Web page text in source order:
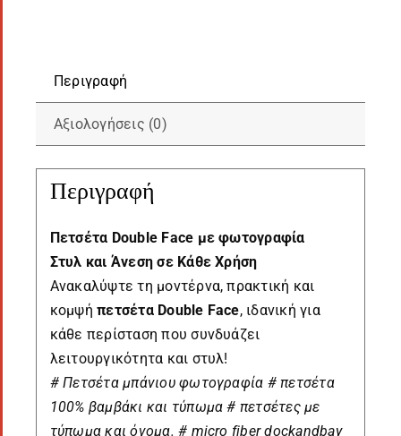
Περιγραφή
Αξιολογήσεις (0)
Περιγραφή
Πετσέτα Double Face με φωτογραφία
Στυλ και Άνεση σε Κάθε Χρήση
Ανακαλύψτε τη μοντέρνα, πρακτική και
κομψήπετσέτα Double Face, ιδανική για
κάθε περίσταση που συνδυάζει
λειτουργικότητα και στυλ!
# Πετσέτα μπάνιου φωτογραφία # πετσέτα
100% βαμβάκι και τύπωμα # πετσέτες με
τύπωμα και όνομα. # micro fiber dockandbay